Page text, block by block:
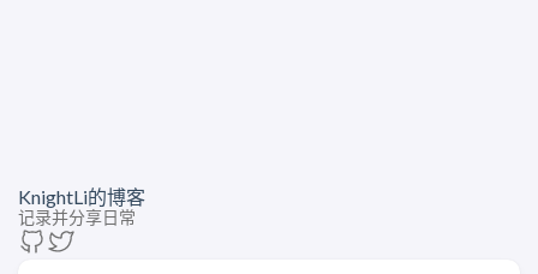
KnightLi的博客
记录并分享日常